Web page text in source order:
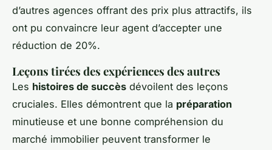
d’autres agences offrant des prix plus attractifs, ils
ont pu convaincre leur agent d’accepter une
réduction de 20%.
Leçons tirées des expériences des autres
Les histoires de succès dévoilent des leçons
cruciales. Elles démontrent que la préparation
minutieuse et une bonne compréhension du
marché immobilier peuvent transformer le